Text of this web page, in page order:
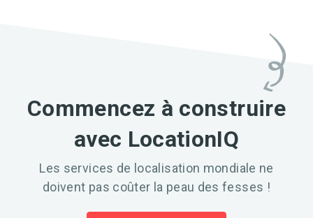
Commencez à construire
avec LocationIQ
Les services de localisation mondiale ne
doivent pas coûter la peau des fesses !